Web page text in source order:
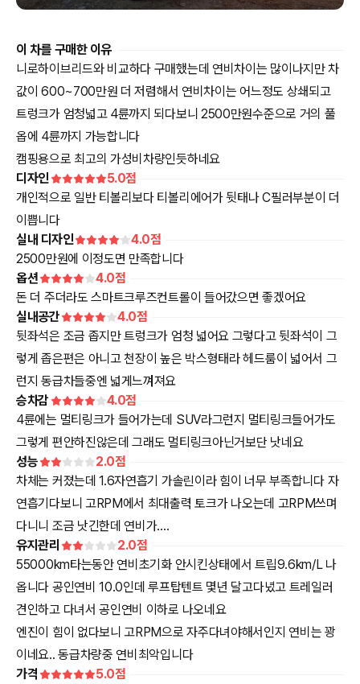
이 차를 구매한 이유
니로하이브리드와 비교하다 구매했는데 연비차이는 많이나지만 차
값이 600~700만원 더 저렴해서 연비차이는 어느정도 상쇄되고
트렁크가 엄청넓고 4륜까지 되다보니 2500만원수준으로 거의 풀
옵에 4륜까지 가능합니다
캠핑용으로 최고의 가성비차량인듯하네요
디자인
5.0점
개인적으로 일반 티볼리보다 티볼리에어가 뒷태나 C필러부분이 더
이쁩니다
실내 디자인
4.0점
2500만원에 이정도면 만족합니다
옵션
4.0점
돈 더 주더라도 스마트크루즈컨트롤이 들어갔으면 좋겠어요
실내공간
4.0점
뒷좌석은 조금 좁지만 트렁크가 엄청 넓어요 그렇다고 뒷좌석이 그
렇게 좁은편은 아니고 천장이 높은 박스형태라 헤드룸이 넓어서 그
런지 동급차들중엔 넓게느껴져요
승차감
4.0점
4륜에는 멀티링크가 들어가는데 SUV라그런지 멀티링크들어가도
그렇게 편안하진않은데 그래도 멀티링크아닌거보단 낫네요
성능
2.0점
차체는 커졌는데 1.6자연흡기 가솔린이라 힘이 너무 부족합니다 자
연흡기다보니 고RPM에서 최대출력 토크가 나오는데 고RPM쓰며
다니니 조금 낫긴한데 연비가....
유지관리
2.0점
55000km타는동안 연비초기화 안시킨상태에서 트립9.6km/L 나
옵니다 공인연비 10.0인데 루프탑텐트 몇년 달고다녔고 트레일러
견인하고 다녀서 공인연비 이하로 나오네요
엔진이 힘이 없다보니 고RPM으로 자주다녀야해서인지 연비는 꽝
이네요.. 동급차량중 연비최악입니다
가격
5.0점